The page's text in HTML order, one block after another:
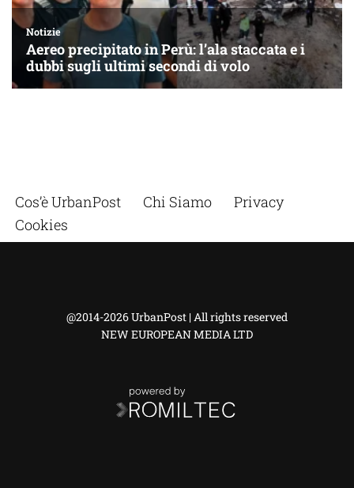
Cos’è UrbanPost Chi Siamo
Privacy
Cookies
@2014-2026 UrbanPost | All rights reserved
NEW EUROPEAN MEDIA LTD